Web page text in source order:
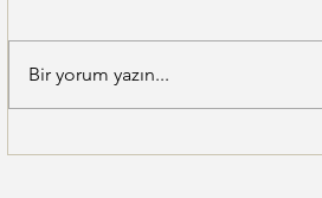
Bir yorum yazın...